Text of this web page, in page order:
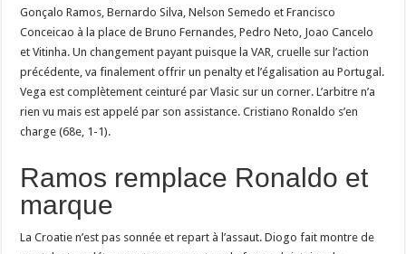
Gonçalo Ramos, Bernardo Silva, Nelson Semedo et Francisco
Conceicao à la place de Bruno Fernandes, Pedro Neto, Joao Cancelo
et Vitinha. Un changement payant puisque la VAR, cruelle sur l’action
précédente, va finalement offrir un penalty et l’égalisation au Portugal.
Vega est complètement ceinturé par Vlasic sur un corner. L’arbitre n’a
rien vu mais est appelé par son assistance. Cristiano Ronaldo s’en
charge (68e, 1-1).
Ramos remplace Ronaldo et
marque
La Croatie n’est pas sonnée et repart à l’assaut. Diogo fait montre de